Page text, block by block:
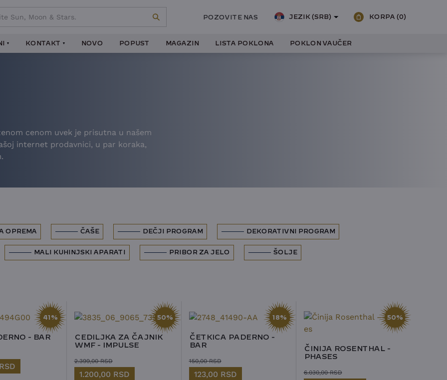
POZOVITE NAS JEZIK (SRB) KORPA (0)
KONTAKT NOVO POPUST MAGAZIN LISTA POKLONA POKLON VAUČER
cenom uvek je prisutna u našem
internet prodavnici, u par koraka,
OPREMA ČAŠE DEČJI PROGRAM DEKORATIVNI PROGRAM
MALI KUHINJSKI APARATI PRIBOR ZA JELO ŠOLJE
41%
- BAR
RSD
50%
CEDILJKA ZA ČAJNIK
WMF - IMPULSE
2.399,00RSD
1.200,00 RSD
18%
ČETKICA PADERNO -
BAR
150,00RSD
123,00 RSD
50%
ČINIJA ROSENTHAL -
PHASES
6.030,00RSD